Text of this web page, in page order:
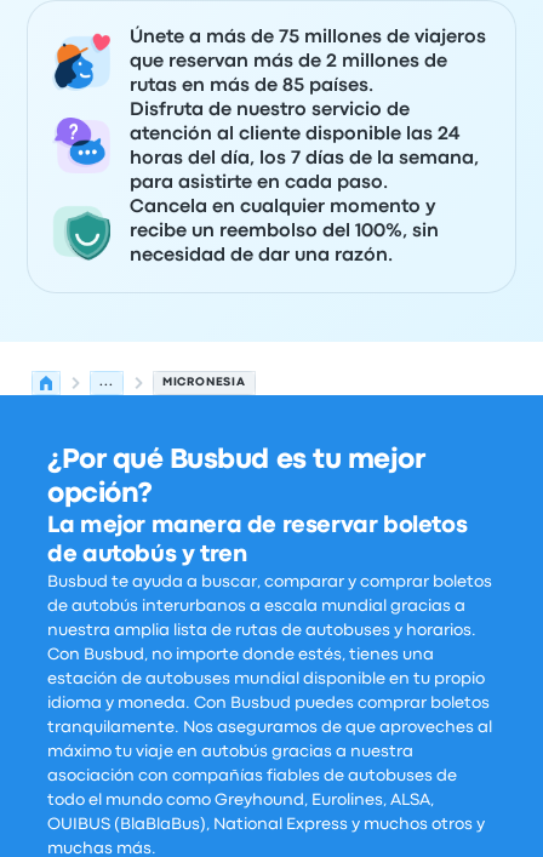
Únete a más de 75 millones de viajeros
que reservan más de 2 millones de
rutas en más de 85 países.
Disfruta de nuestro servicio de
atención al cliente disponible las 24
horas del día, los 7 días de la semana,
para asistirte en cada paso.
Cancela en cualquier momento y
recibe un reembolso del 100%, sin
necesidad de dar una razón.
... MICRONESIA
¿Por qué Busbud es tu mejor
opción?
La mejor manera de reservar boletos
de autobús y tren
Busbud te ayuda a buscar, comparar y comprar boletos
de autobús interurbanos a escala mundial gracias a
nuestra amplia lista de rutas de autobuses y horarios.
Con Busbud, no importe donde estés, tienes una
estación de autobuses mundial disponible en tu propio
idioma y moneda. Con Busbud puedes comprar boletos
tranquilamente. Nos aseguramos de que aproveches al
máximo tu viaje en autobús gracias a nuestra
asociación con compañías fiables de autobuses de
todo el mundo como Greyhound, Eurolines, ALSA,
OUIBUS (BlaBlaBus), National Express y muchos otros y
muchas más.